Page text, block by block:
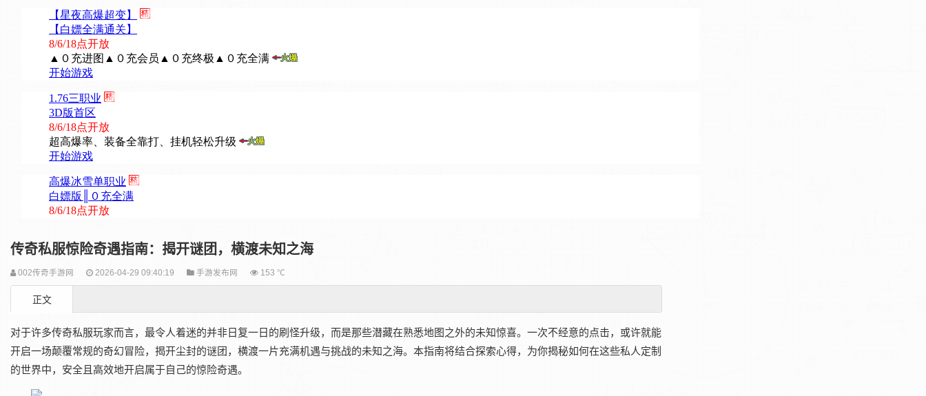
传奇私服惊险奇遇指南：揭开谜团，横渡未知之海
002传奇手游网 2026-04-29 09:40:19 手游发布网 153 ℃
正文
对于许多传奇私服玩家而言，最令人着迷的并非日复一日的刷怪升级，而是那些潜藏在熟悉地图之外的未知惊喜。一次不经意的点击，或许就能
开启一场颠覆常规的奇幻冒险，揭开尘封的谜团，横渡一片充满机遇与挑战的未知之海。本指南将结合探索心得，为你揭秘如何在这些私人定制
的世界中，安全且高效地开启属于自己的惊险奇遇。